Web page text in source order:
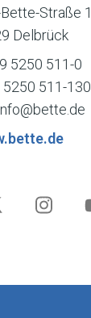
Straße 1
Delbrück
5250 511-0
5250 511-130